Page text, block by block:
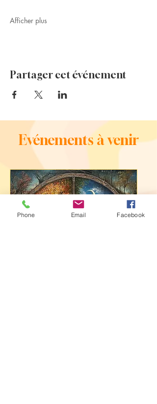
Afficher plus
Partager cet événement
Evénements à venir
Phone Email Facebook